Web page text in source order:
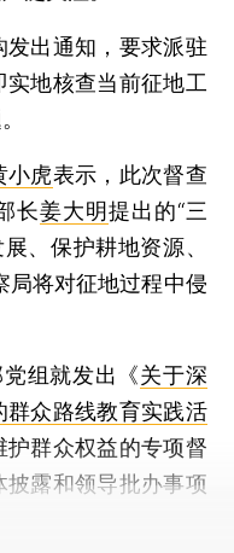
发出通知，要求派驻
地核查当前征地工
小虎表示，此次督查
长姜大明提出的“三
、保护耕地资源、
局将对征地过程中侵
组就发出《关于深
群众路线教育实践活
群众权益的专项督
露和领导批办事项